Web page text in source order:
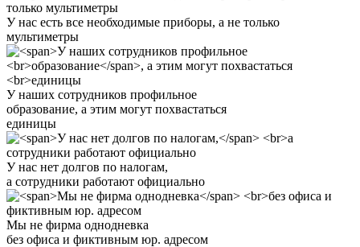
У нас есть все необходимые приборы, а не только
мультиметры
У наших сотрудников профильное
образование, а этим могут похвастаться
единицы
У нас нет долгов по налогам,
а сотрудники работают официально
Мы не фирма однодневка
без офиса и фиктивным юр. адресом